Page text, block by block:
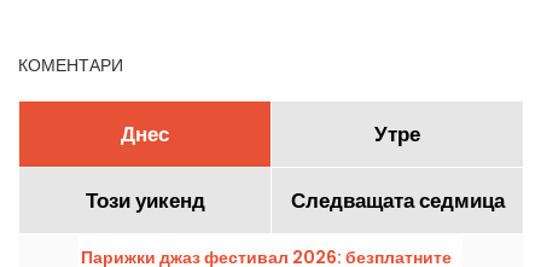
КОМЕНТАРИ
Днес Утре
Този уикенд Следващата седмица
Парижки джаз фестивал 2026: безплатните